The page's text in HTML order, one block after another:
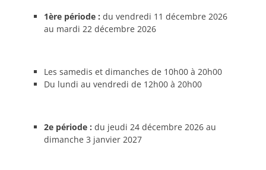
1ère période : du vendredi 11 décembre 2026
au mardi 22 décembre 2026
Les samedis et dimanches de 10h00 à 20h00
Du lundi au vendredi de 12h00 à 20h00
2e période : du jeudi 24 décembre 2026 au
dimanche 3 janvier 2027